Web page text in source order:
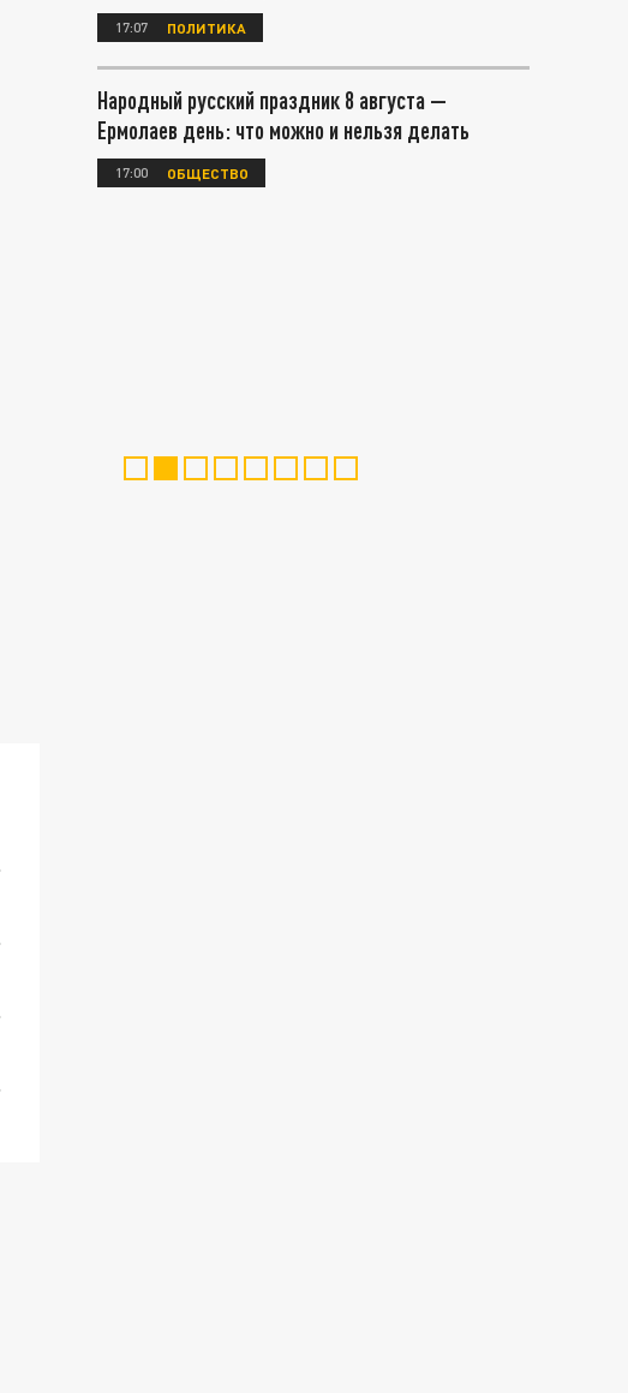
17:07 ПОЛИТИКА
Народный русский праздник 8 августа —
Ермолаев день: что можно и нельзя делать
17:00 ОБЩЕСТВО